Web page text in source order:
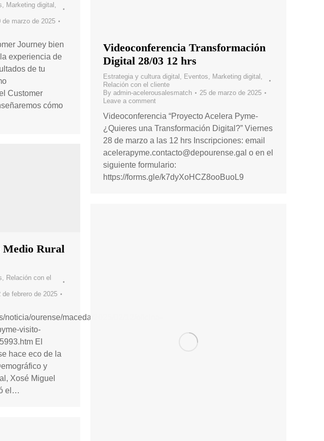
Videoconferencia Transformación
Digital 28/03 12 hrs
Estrategia y cultura digital , Eventos, Marketing digital ,
Relación con el cliente
By admin-acelerousalesmatch
25 de marzo de 2025
Leave a comment
Videoconferencia “Proyecto Acelera Pyme-
¿Quieres una Transformación Digital?” Viernes
28 de marzo a las 12 hrs Inscripciones: email
acelerapyme.contacto@depourense.gal o en el
siguiente formulario:
https://forms.gle/k7dyXoHCZ8ooBuoL9
Marketing digital
de marzo de 2025
Journey bien
experiencia de
de tu
Customer
cómo
Medio Rural
Relación con el
de febrero de 2025
noticia/ourense/maceda/2025/02/12/oficina-
visito-
El
hace eco de la
y
Xosé Miguel
el…